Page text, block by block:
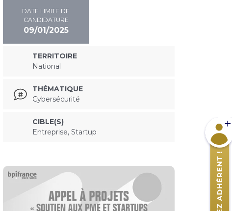
DATE LIMITE DE
CANDIDATURE
09/01/2025
TERRITOIRE
National
THÉMATIQUE
Cybersécurité
CIBLE(S)
Entreprise, Startup